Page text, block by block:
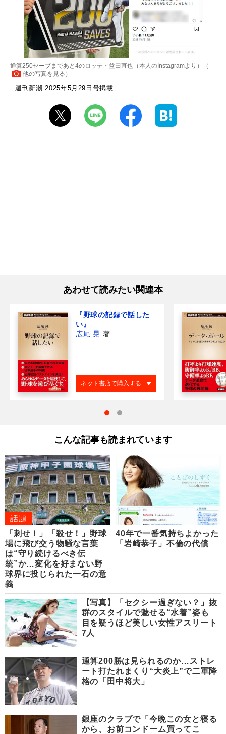
通算250セーブまであと4のロッテ・益田直也（本人のInstagramより）（
他の写真を見る ）
週刊新潮 2025年5月29日号掲載
あわせて読みたい関連本
『野球の記録で話した
い』
広尾 晃 著
ネット書店で購入する
こんな記事も読まれています
話題
「刺せ！」「殺せ！」野球
場に飛び交う物騒な言葉
は“守り続けるべき伝
統”か…変化を好まない野
球界に投じられた一石の意
義
40年で一番気持ちよかった
「岩崎恭子」不倫の代償
【写真】「セクシー過ぎない？」抜
群のスタイルで魅せる“水着”姿も
目を疑うほど美しい女性アスリート
7人
通算200勝は見られるのか…ストレ
ート打たれまくり“大炎上”で二軍降
格の「田中将大」
銀座のクラブで「今晩この女と寝る
から、お前コンドーム買ってこ